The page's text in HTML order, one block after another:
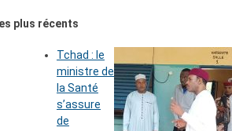
plus récents
Tchad : le
ministre de
la Santé
s’assure
de